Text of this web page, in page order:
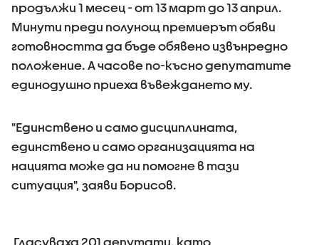
продължи 1 месец - от 13 март до 13 април.
Минути преди полунощ премиерът обяви
готовността да бъде обявено извънредно
положение. А часове по-късно депутатите
единодушно приеха въвеждането му.
"Единствено и само дисциплината,
единствено и само организацията на
нацията може да ни помогне в тази
ситуация", заяви Борисов.
Гласуваха 201 депутати, като